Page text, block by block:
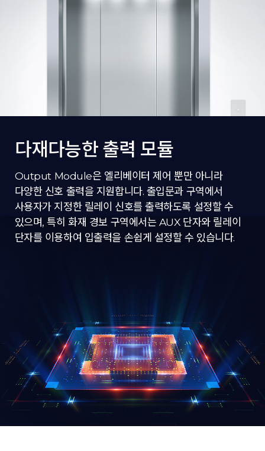
다재다능한 출력 모듈
Output Module은 엘리베이터 제어 뿐만 아니라
다양한 신호 출력을 지원합니다. 출입문과 구역에서
사용자가 지정한 릴레이 신호를 출력하도록 설정할 수
있으며, 특히 화재 경보 구역에서는 AUX 단자와 릴레이
단자를 이용하여 입출력을 손쉽게 설정할 수 있습니다.